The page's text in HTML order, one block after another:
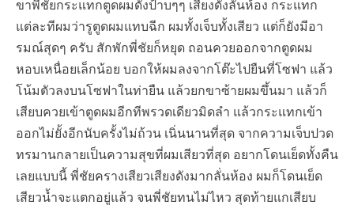
ขาพี่ชัยกระแทกตูดผมดังป้าบๆๆ เสียงดังลั่นห้อง กระแทก
แต่ละทีผมว่ารูตูดผมแทบฉีก ผมทั้งเจ็บทั้งเสียว แต่ก็ยังมีอา
รมณ์สุดๆ ครับ สักพักพี่ชัยก็หยุด ถอนควยออกจากตูดผม
หอบเหนื่อยเล็กน้อย บอกให้ผมลงจากโต๊ะไปยืนที่โซฟา แล้ว
โน้มตัวลงบนโซฟาในท่ายืน แล้วยกขาซ้ายผมขึ้นมา แล้วก็
เสียบควยเข้าตูดผมอีกทีพรวดเดียวมิดลำ แล้วกระแทกเข้า
ออกไม่ยั้งอีกนับครั้งไม่ถ้วน เนิ่นนานที่สุด จากความเจ็บปวด
ทรมานกลายเป็นความสุขที่ผมเสียวที่สุด อยากโดนเย็ดทั้งคืน
เลยแบบนี้ พี่ชัยครางเสียวเสียงดังมากลั่นห้อง ผมก็โดนเย็ด
เสียวน้ำจะแตกอยู่แล้ว จนพี่ชัยทนไม่ไหว สุดท้ายแกเสียบ